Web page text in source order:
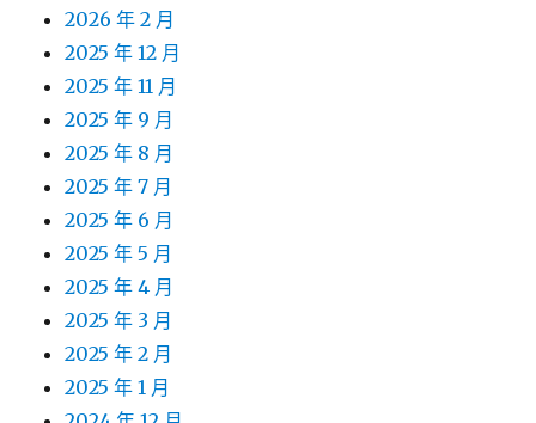
2026 年 2 月
2025 年 12 月
2025 年 11 月
2025 年 9 月
2025 年 8 月
2025 年 7 月
2025 年 6 月
2025 年 5 月
2025 年 4 月
2025 年 3 月
2025 年 2 月
2025 年 1 月